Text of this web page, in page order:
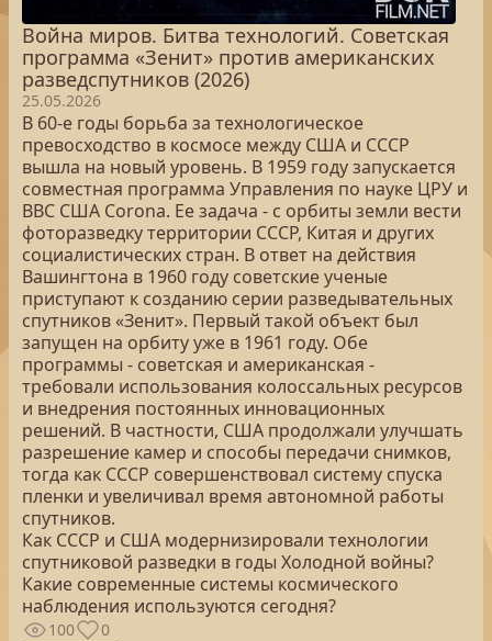
Война миров. Битва технологий. Советская
программа «Зенит» против американских
разведспутников (2026)
25.05.2026
В 60-е годы борьба за технологическое
превосходство в космосе между США и СССР
вышла на новый уровень. В 1959 году запускается
совместная программа Управления по науке ЦРУ и
ВВС США Corona. Ее задача - с орбиты земли вести
фоторазведку территории СССР, Китая и других
социалистических стран. В ответ на действия
Вашингтона в 1960 году советские ученые
приступают к созданию серии разведывательных
спутников «Зенит». Первый такой объект был
запущен на орбиту уже в 1961 году. Обе
программы - советская и американская -
требовали использования колоссальных ресурсов
и внедрения постоянных инновационных
решений. В частности, США продолжали улучшать
разрешение камер и способы передачи снимков,
тогда как СССР совершенствовал систему спуска
пленки и увеличивал время автономной работы
спутников.
Как СССР и США модернизировали технологии
спутниковой разведки в годы Холодной войны?
Какие современные системы космического
наблюдения используются сегодня?
100 0